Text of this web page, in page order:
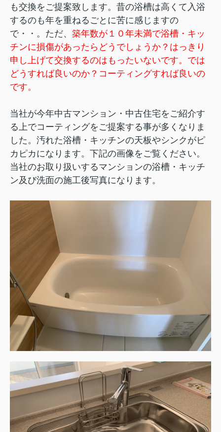
も交換をご提案致します。昔の浴槽は高くて入浴
するのも年を重ねるごとに苦に感じますの
で・・。ただ、 築年数が１０年未満で浴槽・キッ
チンに損傷があったらどうでしょうか？はっきり
申し上げて交換するのはもったいないです。では
どうすれば良いのか？コーティングすれば良いの
です。
当社が今年中古マンション・中古住宅をご紹介す
る上でコーティングをご提案する事が多くなりま
した。汚れた浴槽・キッチンの天板やシンクがピ
カピカになります。下記の画像をご覧ください。
当社のお取り扱いするマンションの浴槽・キッチ
ン及び洗面の施工後写真になります。